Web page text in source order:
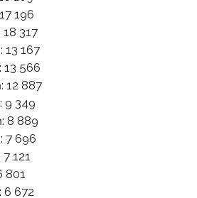
17 196
18 317
13 167
13 566
12 887
9 349
8 889
7 696
7 121
801
6 672